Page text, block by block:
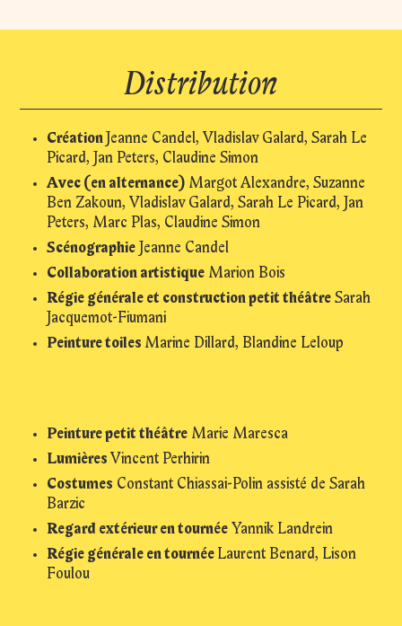
Distribution
Création Jeanne Candel, Vladislav Galard, Sarah Le
Picard, Jan Peters, Claudine Simon
Avec (en alternance) Margot Alexandre, Suzanne
Ben Zakoun, Vladislav Galard, Sarah Le Picard, Jan
Peters, Marc Plas, Claudine Simon
Scénographie Jeanne Candel
Collaboration artistique Marion Bois
Régie générale et construction petit théâtre Sarah
Jacquemot-Fiumani
Peinture toiles Marine Dillard, Blandine Leloup
Peinture petit théâtre Marie Maresca
Lumières Vincent Perhirin
Costumes Constant Chiassai-Polin assisté de Sarah
Barzic
Regard extérieur en tournée Yannik Landrein
Régie générale en tournée Laurent Benard, Lison
Foulou